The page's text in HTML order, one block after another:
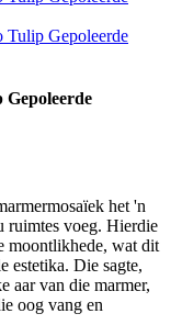
het 'n
ruimtes voeg. Hierdie
moontlikhede, wat dit
estetika. Die sagte,
aar van die marmer,
oog vang en